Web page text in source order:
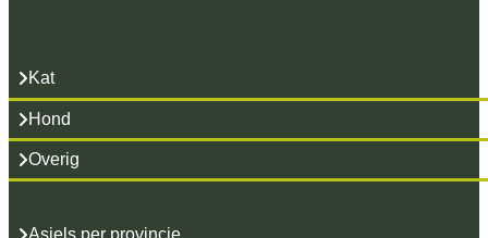
Kat
Hond
Overig
Asiels per provincie